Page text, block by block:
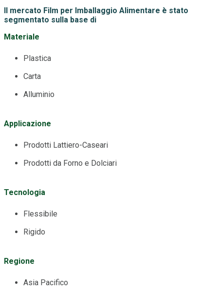
Il mercato Film per Imballaggio Alimentare è stato
segmentato sulla base di
Materiale
Plastica
Carta
Alluminio
Applicazione
Prodotti Lattiero-Caseari
Prodotti da Forno e Dolciari
Tecnologia
Flessibile
Rigido
Regione
Asia Pacifico